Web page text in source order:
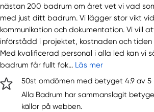
nästan 200 badrum om året vet vi vad
med just ditt badrum. Vi lägger stor vikt
kommunikation och dokumentation. Vi vill
införstådd i projektet, kostnaden och
Med kvalificerad personal i alla led kan vi
badrum får fullt fok... Läs mer
50st omdömen med betyget 4.9 av 5
Alla Badrum har sammanslagit
källor på webben.